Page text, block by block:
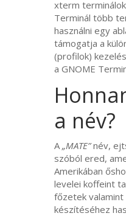
xterm
Terminál több
használni egy
támogatja a
(profilok)
aGNOME
a név?
A„MATE”név,
szóból ered,
Amerikában
levelei koffeint
főzetek
készítéséhez